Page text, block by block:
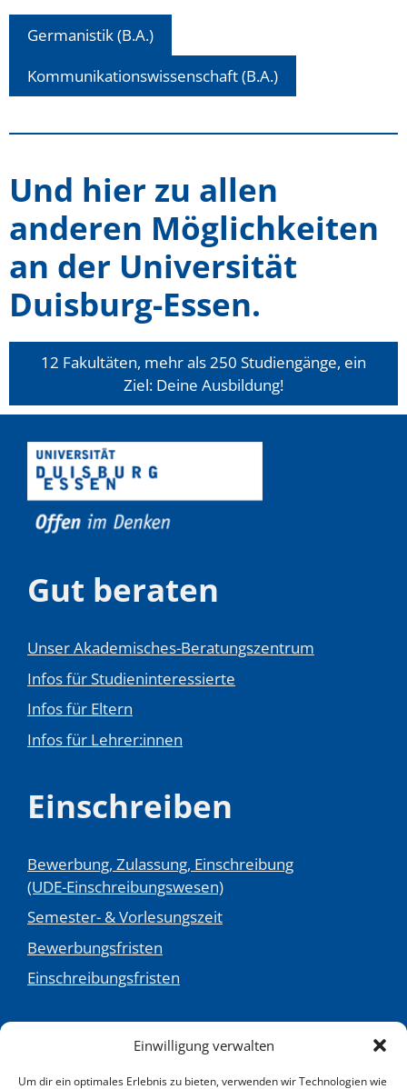
Einwilligung verwalten
Um dir ein optimales Erlebnis zu bieten, verwenden wir Technologien wie
Germanistik (B.A.)
Kommunikationswissenschaft (B.A.)
Und hier zu allen
anderen Möglichkeiten
an der Universität
Duisburg-Essen.
12 Fakultäten, mehr als 250 Studiengänge, ein
Ziel: Deine Ausbildung!
Gut beraten
Unser Akademisches-Beratungszentrum
Infos für Studieninteressierte
Infos für Eltern
Infos für Lehrer:innen
Einschreiben
Bewerbung, Zulassung, Einschreibung
(UDE-Einschreibungswesen)
Semester- & Vorlesungszeit
Bewerbungsfristen
Einschreibungsfristen
...und mehr